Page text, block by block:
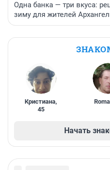
Одна банка — три вкуса:
зиму для жителей
Кристиана,
45
Начать